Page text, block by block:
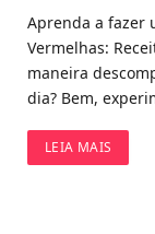
Aprenda a fazer
Vermelhas:
maneira
dia? Bem,
LEIA MAIS